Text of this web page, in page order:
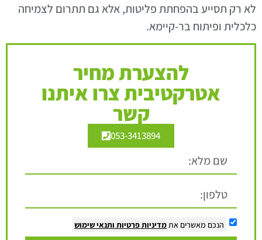
לא רק תסייע בהפחתת פליטות, אלא גם תתרום לצמיחה
כלכלית ופיתוח בר-קיימא.
להצערת מחיר
אטרקטיבית צרו איתנו
קשר
053-3413894
הנכם מאשרים אתמדיניות פרטיות ותנאי שימוש